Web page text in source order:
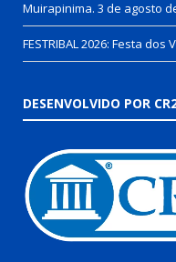
Muirapinima. 3 de agosto
FESTRIBAL 2026: Festa dos
DESENVOLVIDO POR